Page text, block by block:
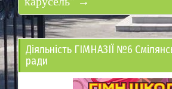
Діяльність ГІМНАЗІЇ №6
ради